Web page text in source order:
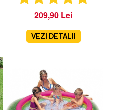
209,90 Lei
VEZI DETALII